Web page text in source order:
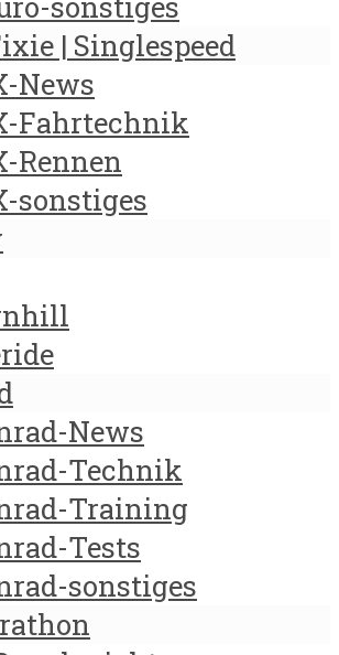
| Singlespeed
News
Fahrtechnik
Rennen
sonstiges
News
Technik
Training
Tests
sonstiges